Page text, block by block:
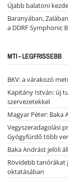
Újabb balatoni
Baranyában,
a DDRF Symphonic
MTI - LEGFRISSEBB
BKV: a várakozó
Kapitány István: új
szervezetekkel
Magyar Péter: Baka
Vegyszeradagolási
Gyógyfürdő több
Baka Andrást jelöli
Rövidebb tanórákat
oktatásában